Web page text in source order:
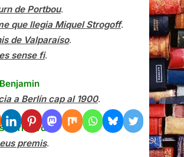
de Portbou.
que llegia Miquel Strogoff.
de Valparaíso.
sense fi.
a Berlín cap al 1900.
Bernhard
premis.